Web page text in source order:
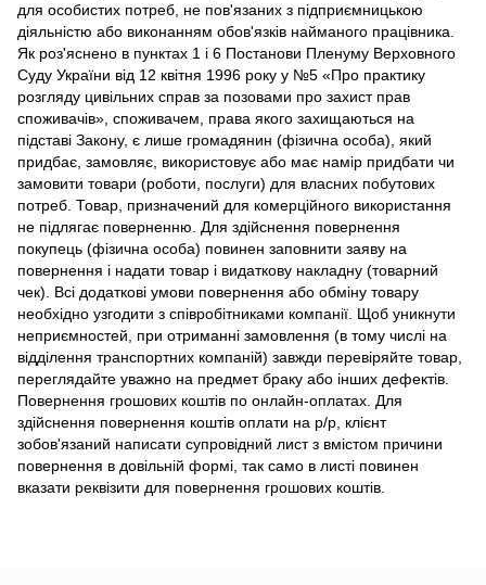
для особистих потреб, не пов'язаних з підприємницькою
діяльністю або виконанням обов'язків найманого працівника.
Як роз'яснено в пунктах 1 і 6 Постанови Пленуму Верховного
Суду України від 12 квітня 1996 року у №5 «Про практику
розгляду цивільних справ за позовами про захист прав
споживачів», споживачем, права якого захищаються на
підставі Закону, є лише громадянин (фізична особа), який
придбає, замовляє, використовує або має намір придбати чи
замовити товари (роботи, послуги) для власних побутових
потреб. Товар, призначений для комерційного використання
не підлягає поверненню. Для здійснення повернення
покупець (фізична особа) повинен заповнити заяву на
повернення і надати товар і видаткову накладну (товарний
чек). Всі додаткові умови повернення або обміну товару
необхідно узгодити з співробітниками компанії. Щоб уникнути
неприємностей, при отриманні замовлення (в тому числі на
відділення транспортних компаній) завжди перевіряйте товар,
переглядайте уважно на предмет браку або інших дефектів.
Повернення грошових коштів по онлайн-оплатах. Для
здійснення повернення коштів оплати на р/р, клієнт
зобов'язаний написати супровідний лист з вмістом причини
повернення в довільній формі, так само в листі повинен
вказати реквізити для повернення грошових коштів.